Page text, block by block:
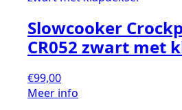
Slowcooker
CR052 zwart met
€99,00
Meer info